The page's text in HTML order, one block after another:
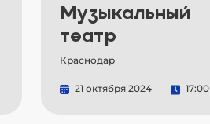
Музыкальный
театр
Краснодар
21 октября 2024 17:00